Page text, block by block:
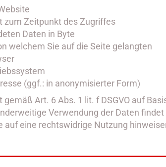
zum Zeitpunkt des Zugriffes
Daten in Byte
welchem Sie auf die Seite gelangten
(ggf.: in anonymisierter Form)
gemäß Art. 6 Abs. 1 lit. f DSGVO auf
Verwendung der Daten
auf eine rechtswidrige Nutzung